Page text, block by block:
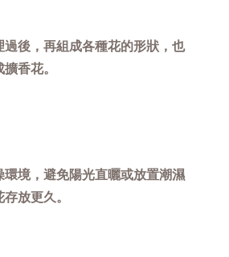
後，再組成各種花的形狀，也
擴香花。
境，避免陽光直曬或放置潮濕
放更久。